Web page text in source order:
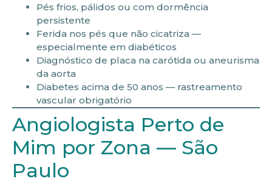
Pés frios, pálidos ou com dormência
persistente
Ferida nos pés que não cicatriza —
especialmente em diabéticos
Diagnóstico de placa na carótida ou aneurisma
da aorta
Diabetes acima de 50 anos — rastreamento
vascular obrigatório
Angiologista Perto de
Mim por Zona — São
Paulo